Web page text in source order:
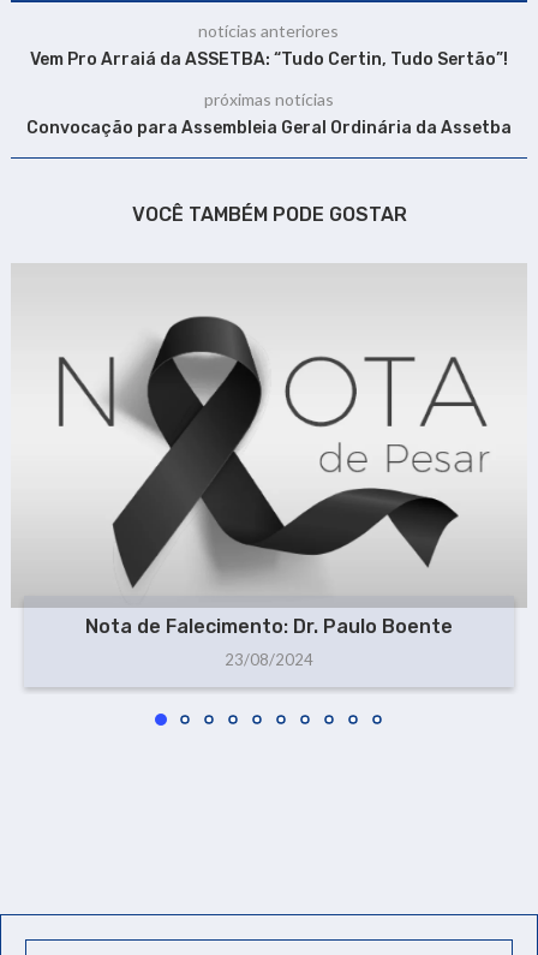
notícias anteriores
Vem Pro Arraiá da ASSETBA: “Tudo Certin, Tudo Sertão”!
próximas notícias
Convocação para Assembleia Geral Ordinária da Assetba
VOCÊ TAMBÉM PODE GOSTAR
Nota de Falecimento: Dr. Paulo Boente
23/08/2024